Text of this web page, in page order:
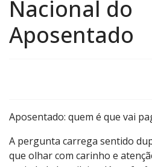
Nacional do
Aposentado
Aposentado: quem é que vai
A pergunta carrega sentido
que olhar com carinho e